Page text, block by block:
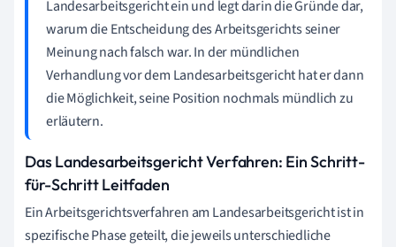
Landesarbeitsgericht ein und legt darin die Gründe dar,
warum die Entscheidung des Arbeitsgerichts seiner
Meinung nach falsch war. In der mündlichen
Verhandlung vor dem Landesarbeitsgericht hat er dann
die Möglichkeit, seine Position nochmals mündlich zu
erläutern.
Das Landesarbeitsgericht Verfahren: Ein Schritt-
für-Schritt Leitfaden
Ein Arbeitsgerichtsverfahren am Landesarbeitsgericht ist in
spezifische Phase geteilt, die jeweils unterschiedliche